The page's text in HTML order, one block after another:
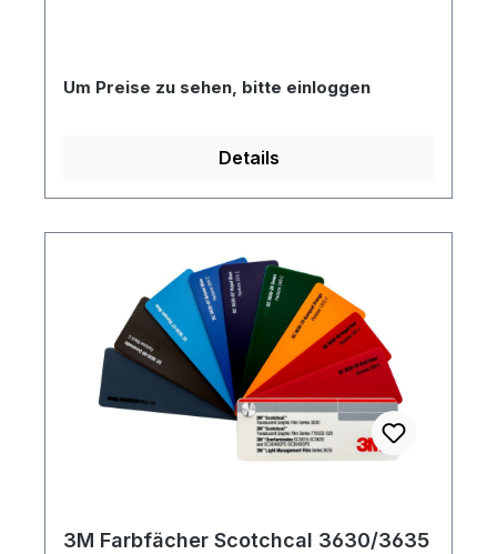
Um Preise zu sehen, bitte einloggen
Details
3M Farbfächer Scotchcal 3630/3635